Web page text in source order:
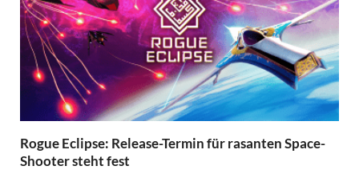
Rogue Eclipse: Release-Termin für rasanten Space-
Shooter steht fest